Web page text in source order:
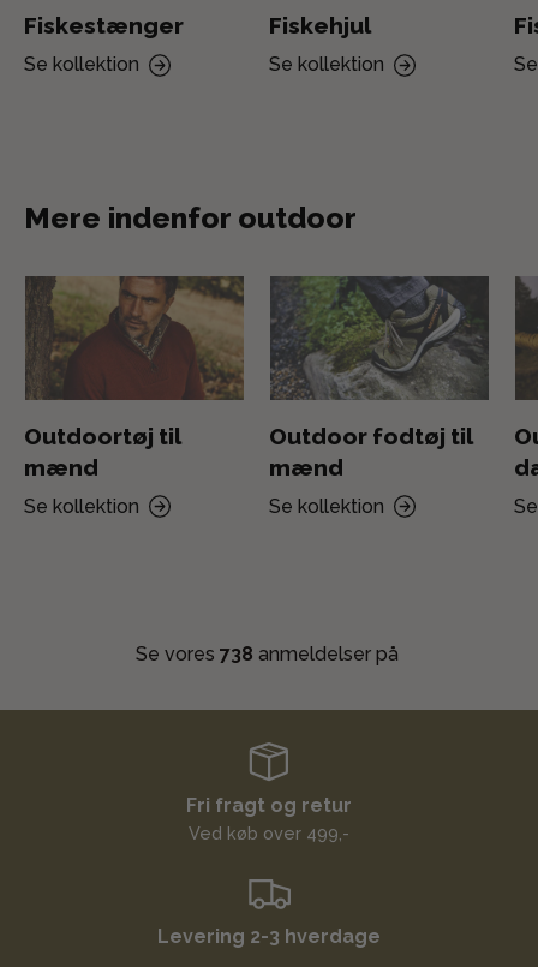
Fiskestænger
Se kollektion
Fiskehjul
Se kollektion
Mere indenfor outdoor
Outdoortøj til
mænd
Se kollektion
Outdoor fodtøj til
mænd
Se kollektion
Se vores 738 anmeldelser på
Fri fragt og retur
Ved køb over 499,-
Levering 2-3 hverdage